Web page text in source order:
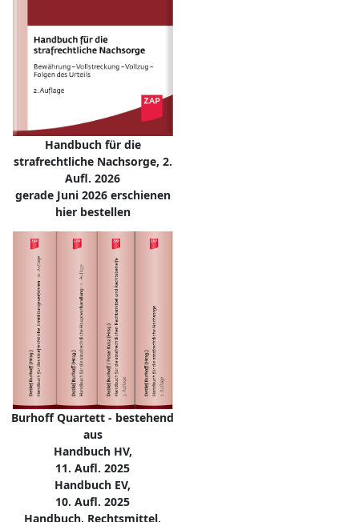
Handbuch für die
strafrechtliche Nachsorge, 2.
Aufl. 2026
gerade Juni 2026 erschienen
hier bestellen
Burhoff Quartett - bestehend
aus
Handbuch HV,
11. Aufl. 2025
Handbuch EV,
10. Aufl. 2025
Handbuch, Rechtsmittel,